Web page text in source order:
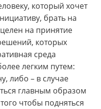
который хочет
брать на
на принятие
которых
среда
легким путем:
либо – в случае
главным образом
чтобы подняться